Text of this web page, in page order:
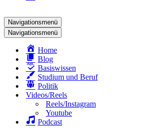
Navigationsmenü
Navigationsmenü
Home
Blog
Basiswissen
Studium und Beruf
Politik
Videos/Reels
Reels/Instagram
Youtube
Podcast